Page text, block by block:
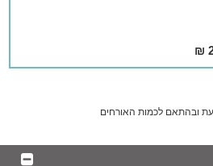
ובהתאם לכמות האורחים